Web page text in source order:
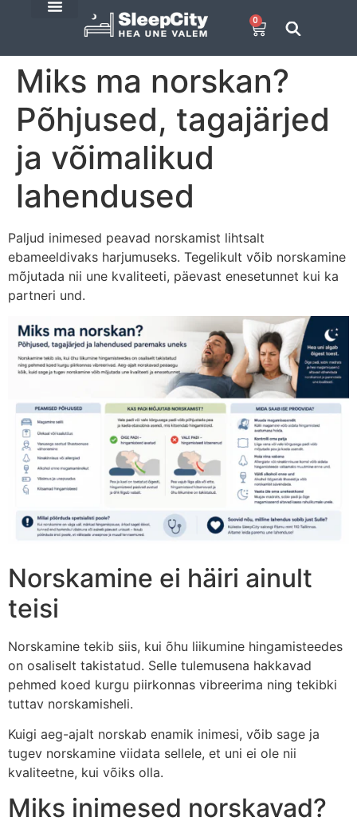
0
Miks ma norskan?
Põhjused, tagajärjed
ja võimalikud
lahendused
Paljud inimesed peavad norskamist lihtsalt
ebameeldivaks harjumuseks. Tegelikult võib norskamine
mõjutada nii une kvaliteeti, päevast enesetunnet kui ka
partneri und.
Norskamine ei häiri ainult
teisi
Norskamine tekib siis, kui õhu liikumine hingamisteedes
on osaliselt takistatud. Selle tulemusena hakkavad
pehmed koed kurgu piirkonnas vibreerima ning tekibki
tuttav norskamisheli.
Kuigi aeg-ajalt norskab enamik inimesi, võib sage ja
tugev norskamine viidata sellele, et uni ei ole nii
kvaliteetne, kui võiks olla.
Miks inimesed norskavad?